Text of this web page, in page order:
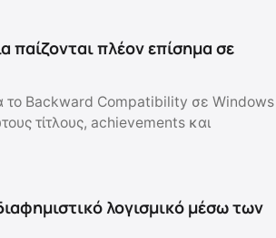
παίζονται πλέον επίσημα σε
το Backward Compatibility σε Windows
τίτλους, achievements και
λογισμικό μέσω των